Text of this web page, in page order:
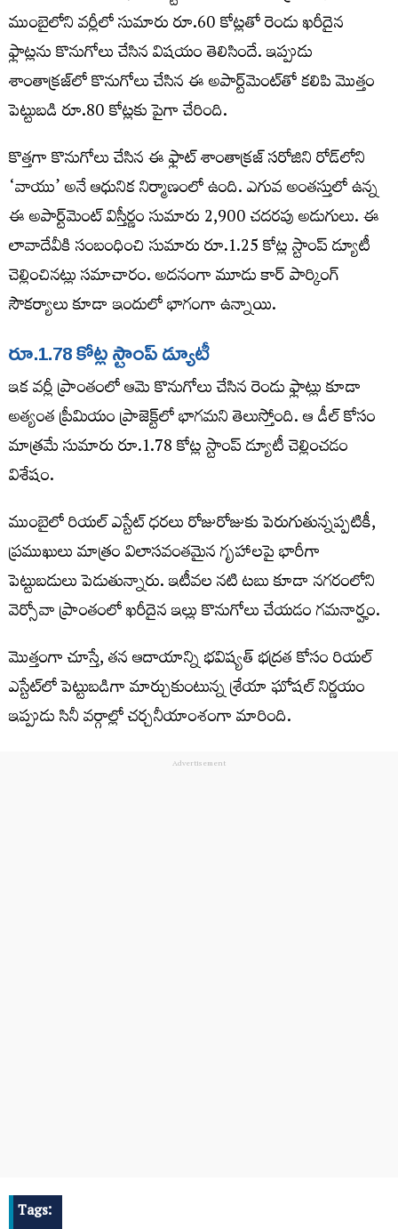
ముంబైలోని వర్లీలో సుమారు రూ.60 కోట్లతో రెండు ఖరీదైన
ఫ్లాట్లను కొనుగోలు చేసిన విషయం తెలిసిందే. ఇప్పుడు
శాంతాక్రజ్‌లో కొనుగోలు చేసిన ఈ అపార్ట్‌మెంట్‌తో కలిపి మొత్తం
పెట్టుబడి రూ.80 కోట్లకు పైగా చేరింది.
కొత్తగా కొనుగోలు చేసిన ఈ ఫ్లాట్ శాంతాక్రజ్ సరోజిని రోడ్‌లోని
‘వాయు’ అనే ఆధునిక నిర్మాణంలో ఉంది. ఎగువ అంతస్తులో ఉన్న
ఈ అపార్ట్‌మెంట్ విస్తీర్ణం సుమారు 2,900 చదరపు అడుగులు. ఈ
లావాదేవీకి సంబంధించి సుమారు రూ.1.25 కోట్ల స్టాంప్ డ్యూటీ
చెల్లించినట్లు సమాచారం. అదనంగా మూడు కార్ పార్కింగ్
సౌకర్యాలు కూడా ఇందులో భాగంగా ఉన్నాయి.
రూ.1.78 కోట్ల స్టాంప్ డ్యూటీ
ఇక వర్లీ ప్రాంతంలో ఆమె కొనుగోలు చేసిన రెండు ఫ్లాట్లు కూడా
అత్యంత ప్రీమియం ప్రాజెక్ట్‌లో భాగమని తెలుస్తోంది. ఆ డీల్ కోసం
మాత్రమే సుమారు రూ.1.78 కోట్ల స్టాంప్ డ్యూటీ చెల్లించడం
విశేషం.
ముంబైలో రియల్ ఎస్టేట్ ధరలు రోజురోజుకు పెరుగుతున్నప్పటికీ,
ప్రముఖులు మాత్రం విలాసవంతమైన గృహాలపై భారీగా
పెట్టుబడులు పెడుతున్నారు. ఇటీవల నటి టబు కూడా నగరంలోని
వెర్సోవా ప్రాంతంలో ఖరీదైన ఇల్లు కొనుగోలు చేయడం గమనార్హం.
మొత్తంగా చూస్తే, తన ఆదాయాన్ని భవిష్యత్ భద్రత కోసం రియల్
ఎస్టేట్‌లో పెట్టుబడిగా మార్చుకుంటున్న శ్రేయా ఘోష‌ల్ నిర్ణయం
ఇప్పుడు సినీ వర్గాల్లో చర్చనీయాంశంగా మారింది.
Tags: